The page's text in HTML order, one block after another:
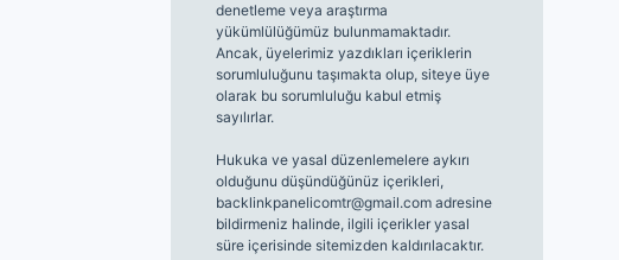
denetleme veya araştırma
yükümlülüğümüz bulunmamaktadır.
Ancak, üyelerimiz yazdıkları içeriklerin
sorumluluğunu taşımakta olup, siteye üye
olarak bu sorumluluğu kabul etmiş
sayılırlar.
Hukuka ve yasal düzenlemelere aykırı
olduğunu düşündüğünüz içerikleri,
backlinkpanelicomtr@gmail.comadresine
bildirmeniz halinde, ilgili içerikler yasal
süre içerisinde sitemizden kaldırılacaktır.